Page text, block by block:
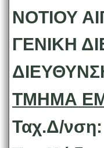
ΓΕΝΙΚΗ
ΤΜΗΜΑ
Ταχ.Δ/